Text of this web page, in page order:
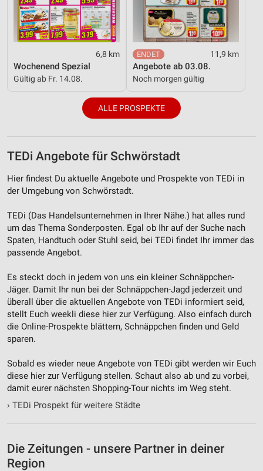
6,8 km
Wochenend Spezial
Gültig ab Fr. 14.08.
11,9 km
Angebote ab 03.08.
Noch morgen gültig
ALLE PROSPEKTE
TEDi Angebote für Schwörstadt
Hier findest Du aktuelle Angebote und Prospekte von TEDi in
der Umgebung von Schwörstadt.
TEDi (Das Handelsunternehmen in Ihrer Nähe.) hat alles rund
um das Thema Sonderposten. Egal ob Ihr auf der Suche nach
Spaten, Handtuch oder Stuhl seid, bei TEDi findet Ihr immer das
passende Angebot.
Es steckt doch in jedem von uns ein kleiner Schnäppchen-
Jäger. Damit Ihr nun bei der Schnäppchen-Jagd jederzeit und
überall über die aktuellen Angebote von TEDi informiert seid,
stellt Euch weekli diese hier zur Verfügung. Also einfach durch
die Online-Prospekte blättern, Schnäppchen finden und Geld
sparen.
Sobald es wieder neue Angebote von TEDi gibt werden wir Euch
diese hier zur Verfügung stellen. Schaut also ab und zu vorbei,
damit eurer nächsten Shopping-Tour nichts im Weg steht.
› TEDi Prospekt für weitere Städte
Die Zeitungen - unsere Partner in deiner
Region